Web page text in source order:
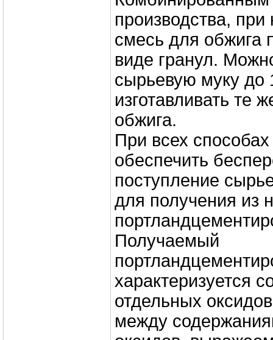
производства,
смесь для обжига
виде гранул.
сырьевую муку до
изготавливать те
обжига.
При всех
обеспечить
поступление
для получения из
Получаемый
характеризуется
отдельных
между